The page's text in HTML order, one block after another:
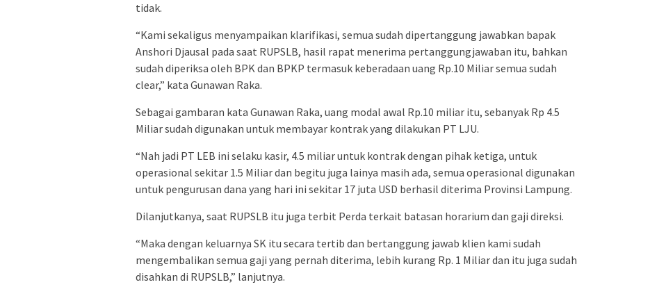
tidak.
“Kami sekaligus menyampaikan klarifikasi, semua sudah dipertanggung jawabkan bapak
Anshori Djausal pada saat RUPSLB, hasil rapat menerima pertanggungjawaban itu, bahkan
sudah diperiksa oleh BPK dan BPKP termasuk keberadaan uang Rp.10 Miliar semua sudah
clear,” kata Gunawan Raka.
Sebagai gambaran kata Gunawan Raka, uang modal awal Rp.10 miliar itu, sebanyak Rp 4.5
Miliar sudah digunakan untuk membayar kontrak yang dilakukan PT LJU.
“Nah jadi PT LEB ini selaku kasir, 4.5 miliar untuk kontrak dengan pihak ketiga, untuk
operasional sekitar 1.5 Miliar dan begitu juga lainya masih ada, semua operasional digunakan
untuk pengurusan dana yang hari ini sekitar 17 juta USD berhasil diterima Provinsi Lampung.
Dilanjutkanya, saat RUPSLB itu juga terbit Perda terkait batasan horarium dan gaji direksi.
“Maka dengan keluarnya SK itu secara tertib dan bertanggung jawab klien kami sudah
mengembalikan semua gaji yang pernah diterima, lebih kurang Rp. 1 Miliar dan itu juga sudah
disahkan di RUPSLB,” lanjutnya.